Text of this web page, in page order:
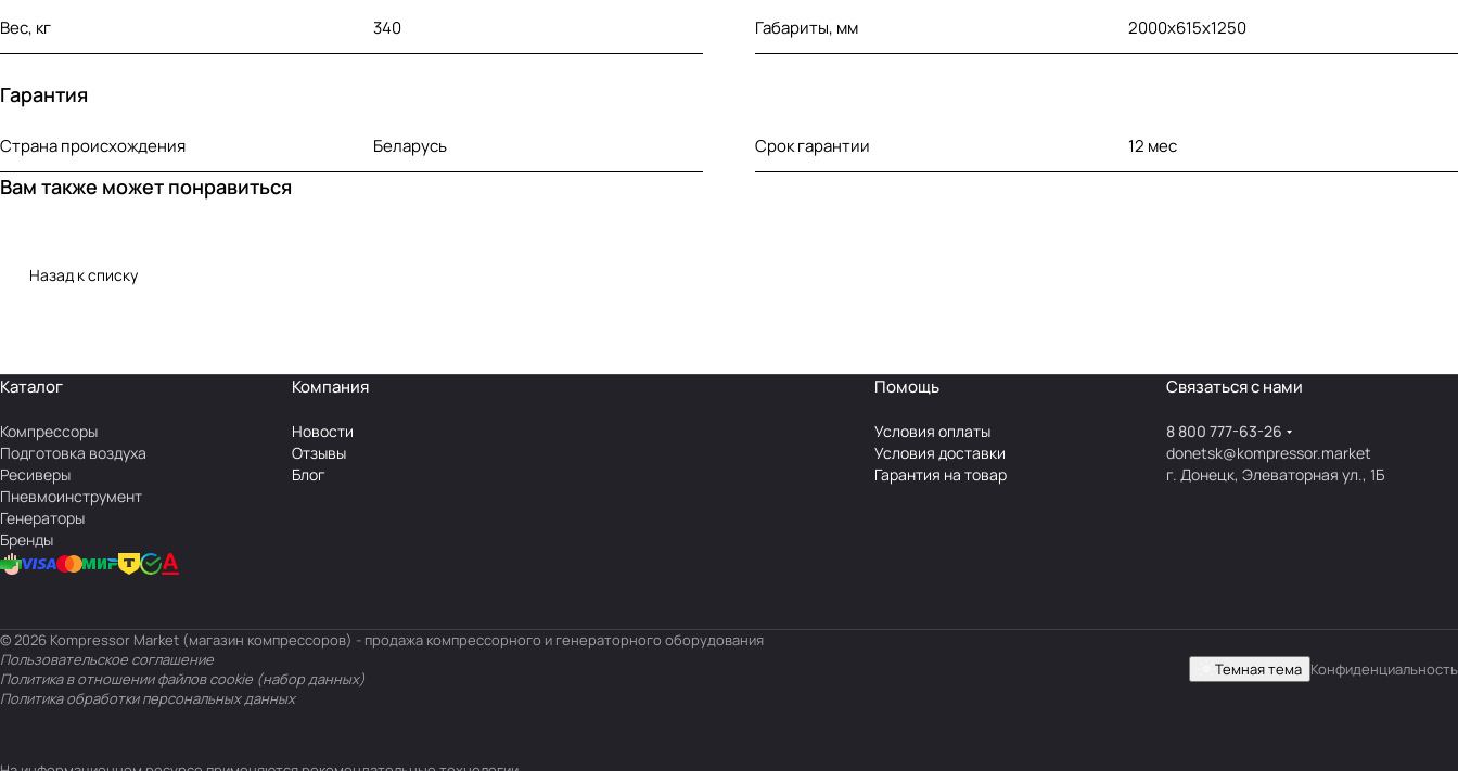
Вес, кг 340 Габариты, мм 2000x615x1250
Гарантия
Страна происхождения Беларусь Срок гарантии 12 мес
Вам также может понравиться
Назад к списку
Каталог
Компрессоры
Подготовка воздуха
Ресиверы
Пневмоинструмент
Генераторы
Бренды
Компания
Новости
Отзывы
Блог
Помощь
Условия оплаты
Условия доставки
Гарантия на товар
Связаться с нами
8 800 777-63-26
donetsk@kompressor.market
г. Донецк, Элеваторная ул., 1Б
© 2026 Kompressor Market (магазин компрессоров) - продажа компрессорного и генераторного оборудования
Пользовательское соглашение
Политика в отношении файлов cookie (набор данных)
Политика обработки персональных данных
Темная тема Конфиденциальность